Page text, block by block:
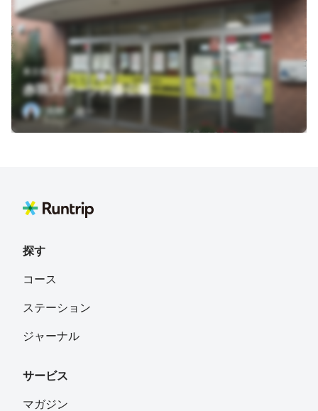
東京都北区赤羽西５丁目２－２７
赤羽スポーツの森公園
月野 雄一
探す
コース
ステーション
ジャーナル
サービス
マガジン